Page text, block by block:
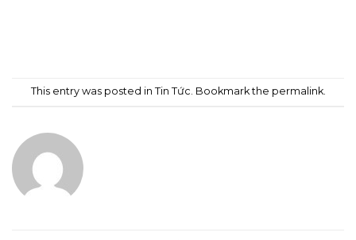
This entry was posted in Tin Tức . Bookmark the permalink.